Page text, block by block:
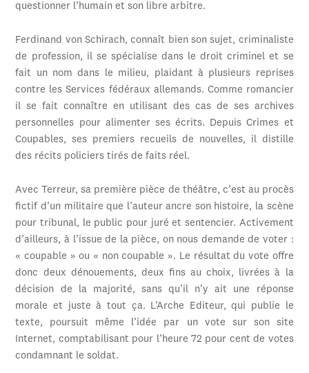
questionner l’humain et son libre arbitre.
Ferdinand von Schirach, connaît bien son sujet, criminaliste
de profession, il se spécialise dans le droit criminel et se
fait un nom dans le milieu, plaidant à plusieurs reprises
contre les Services fédéraux allemands. Comme romancier
il se fait connaître en utilisant des cas de ses archives
personnelles pour alimenter ses écrits. Depuis Crimes et
Coupables, ses premiers recueils de nouvelles, il distille
des récits policiers tirés de faits réel.
Avec Terreur, sa première pièce de théâtre, c’est au procès
fictif d’un militaire que l’auteur ancre son histoire, la scène
pour tribunal, le public pour juré et sentencier. Activement
d’ailleurs, à l’issue de la pièce, on nous demande de voter :
« coupable » ou « non coupable ». Le résultat du vote offre
donc deux dénouements, deux fins au choix, livrées à la
décision de la majorité, sans qu’il n’y ait une réponse
morale et juste à tout ça. L’Arche Editeur, qui publie le
texte, poursuit même l’idée par un vote sur son site
Internet, comptabilisant pour l’heure 72 pour cent de votes
condamnant le soldat.